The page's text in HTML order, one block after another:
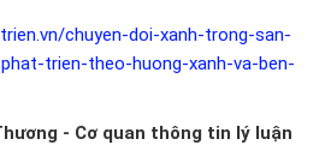
chuyen-doi-xanh-trong-san-
trien-theo-huong-xanh-va-ben-
- Cơ quan thông tin lý luận